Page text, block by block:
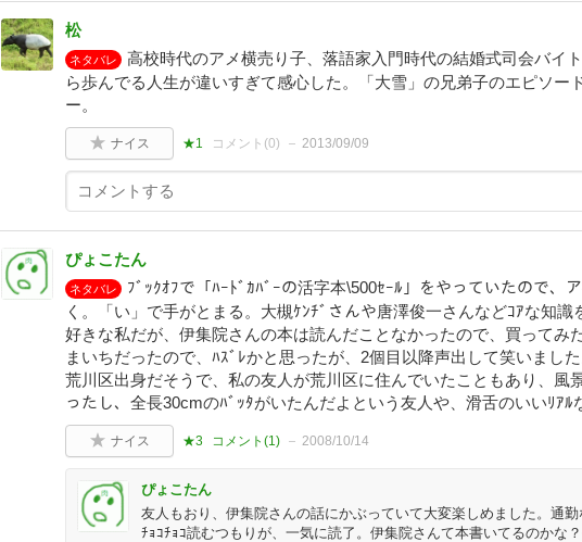
松
ネタバレ
高校時代のアメ横売り子、落語家入門時代の結婚式司会バイ
ら歩んでる人生が違いすぎて感心した。「大雪」の兄弟子のエピソー
ー。
ナイス ★1 コメント(0) 2013/09/09
ぴょこたん
ネタバレ
ﾌﾞｯｸｵﾌで「ﾊｰﾄﾞｶﾊﾞｰの活字本\500ｾｰﾙ」をやっていたので、
く。「い」で手がとまる。大槻ｹﾝﾁﾞさんや唐澤俊一さんなどｺｱな知識
好きな私だが、伊集院さんの本は読んだことなかったので、買ってみ
まいちだったので、ﾊｽﾞﾚかと思ったが、2個目以降声出して笑いました
荒川区出身だそうで、私の友人が荒川区に住んでいたこともあり、風
ったし、全長30cmのﾊﾞｯﾀがいたんだよという友人や、滑舌のいいﾘｱﾙ
ナイス ★3 コメント(1) 2008/10/14
ぴょこたん
友人もおり、伊集院さんの話にかぶっていて大変楽しめました。通
ﾁｮｺﾁｮｺ読むつもりが、一気に読了。伊集院さんて本書いてるのかな